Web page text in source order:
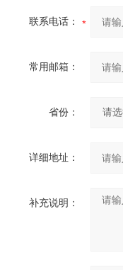
联系电话：
常用邮箱：
省份：
详细地址：
补充说明：